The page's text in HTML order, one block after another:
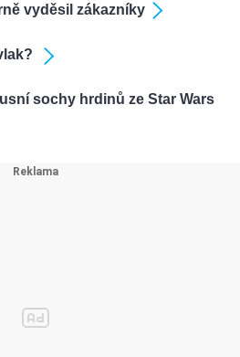
vyděsil zákazníky
sochy hrdinů ze Star Wars